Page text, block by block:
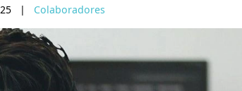
| Colaboradores